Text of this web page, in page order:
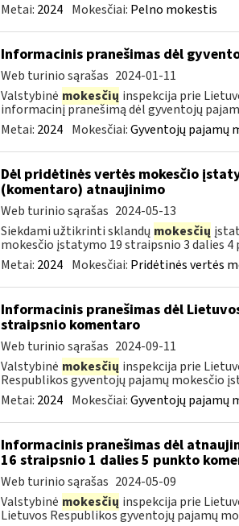
Metai: 2024 Mokesčiai: Pelno mokestis
Informacinis pranešimas dėl
Web turinio sąrašas 2024-01-11
Valstybinė mokesčių inspekcija prie
informacinį pranešimą dėl gyventojų
Metai: 2024 Mokesčiai:Gyventojų pajamų
Dėl pridėtinės vertės mokesčio
(komentaro) atnaujinimo
Web turinio sąrašas 2024-05-13
Siekdami užtikrinti sklandų mokesčių
mokesčio įstatymo 19 straipsnio 3 dalies
Metai: 2024 Mokesčiai: Pridėtinės vertės
Informacinis pranešimas dėl
straipsnio komentaro
Web turinio sąrašas 2024-09-11
Valstybinė mokesčių inspekcija prie
Respublikos gyventojų pajamų mokesčio
Metai: 2024 Mokesčiai:Gyventojų pajamų
Informacinis pranešimas dėl
16 straipsnio 1 dalies 5 punkto
Web turinio sąrašas 2024-05-09
Valstybinė mokesčių inspekcija prie
Lietuvos Respublikos gyventojų pajamų